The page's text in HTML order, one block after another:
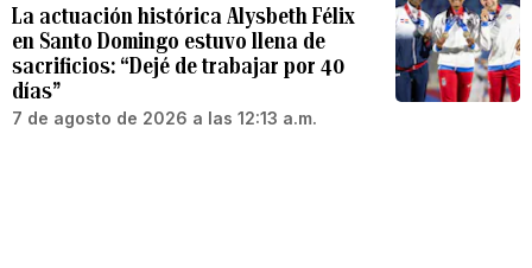
La actuación histórica Alysbeth Félix
en Santo Domingo estuvo llena de
sacrificios: “Dejé de trabajar por 40
días”
7 de agosto de 2026 a las 12:13 a.m.